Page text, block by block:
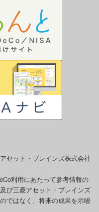
セット・ブレインズ株式会社
利用にあたって参考情報の
び三菱アセット・ブレインズ
ではなく、将来の成果を示唆